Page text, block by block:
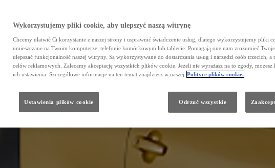
Wykorzystujemy pliki cookie, aby ulepszyć naszą witrynę
Chcemy ułatwić Ci korzystanie z naszej strony i usprawnić świadczenie usług, dlatego wykorzystujemy pliki
umieszczane na Twoim komputerze, telefonie komórkowym lub tablecie. Pomagają one nam zrozumieć
ulepszać funkcjonalność naszej witryny. Są wykorzystywane do dostarczania usług i narzędzi osób trzecich, a
celów reklamowych. Zalecamy akceptację wszystkich plików cookie. Jeżeli nie wyrażasz na to zgody, możesz
ich ustawienia. Szczegółowe informacje na ten temat znajdziesz w naszej Polityce plików cookie.
Ustawienia plików cookie Odrzuć wszystkie